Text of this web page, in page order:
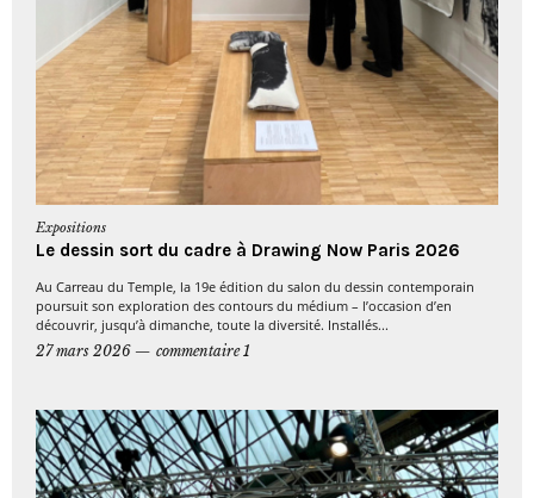
Expositions
Le dessin sort du cadre à Drawing Now Paris 2026
Au Carreau du Temple, la 19e édition du salon du dessin contemporain
poursuit son exploration des contours du médium – l’occasion d’en
découvrir, jusqu’à dimanche, toute la diversité. Installés...
27 mars 2026
commentaire 1